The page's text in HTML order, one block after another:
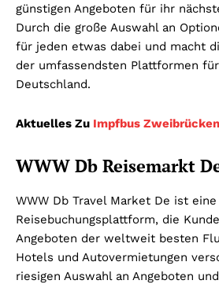
günstigen Angeboten für ihr
Durch die große Auswahl an
für jeden etwas dabei und macht
der umfassendsten Plattformen
Deutschland.
Aktuelles Zu Impfbus Zweibrücken
WWW Db Reisemarkt
WWW Db Travel Market De ist
Reisebuchungsplattform, die
Angeboten der weltweit besten
Hotels und Autovermietungen
riesigen Auswahl an Angeboten